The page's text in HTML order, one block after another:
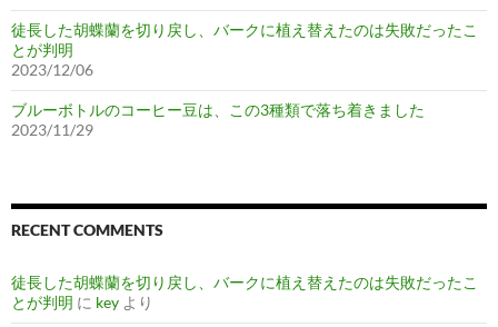
徒長した胡蝶蘭を切り戻し、バークに植え替えたのは失敗だったこ
とが判明
2023/12/06
ブルーボトルのコーヒー豆は、この3種類で落ち着きました
2023/11/29
RECENT COMMENTS
徒長した胡蝶蘭を切り戻し、バークに植え替えたのは失敗だったこ
とが判明 に key より